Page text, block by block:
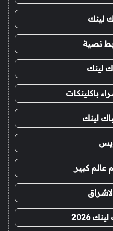
لينك
نصية
لينك
باكلينكات
لينك
عالم كبير
2026